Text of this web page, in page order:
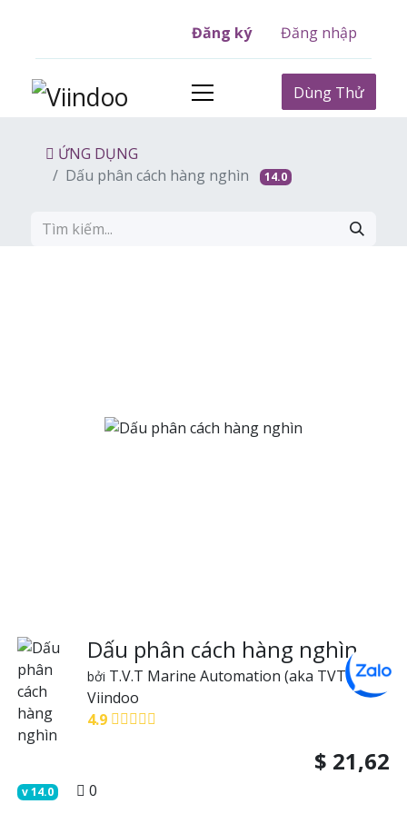
Đăng ký Đăng nhập
Dùng Thử
ỨNG DỤNG
Dấu phân cách hàng nghìn
14.0
Dấu phân cách hàng nghìn
bởi T.V.T Marine Automation (aka TVTMA)
Viindoo
4.9
$ 21,62
v14.0 0